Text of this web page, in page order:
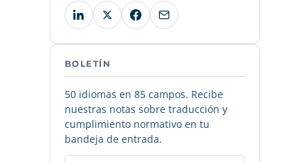
BOLETÍN
50 idiomas en 85 campos. Recibe
nuestras notas sobre traducción y
cumplimiento normativo en tu
bandeja de entrada.